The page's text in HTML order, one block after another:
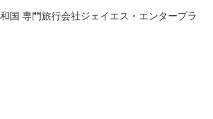
国 専門旅行会社ジェイエス・エンタープラ